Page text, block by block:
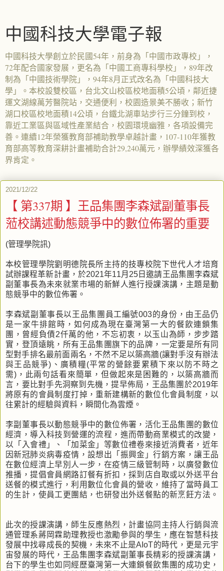
中國科技大學電子報
中國科技大學創立於民國54年，前身為「中國市政專校」，
72年配合國家發展，更名為「中國工商專科學校」，89年改
制為「中國技術學院」，94年8月正式改名為「中國科技大
學」。本校設雙校區，台北文山校區校地面積5公頃，鄰近捷
運文湖線萬芳醫院站，交通便利，校園造景美不勝收；新竹
湖口校區校地面積14公頃，台鐵北湖車站步行三分鐘到校，
靠近工業區與區域性產業結合，校園環境幽雅，各項設備完
善。連續12年榮獲教育部補助教學卓越計畫，107-110年獲教
育部高等教育深耕計畫補助合計29,240萬元，辦學績效深獲各
界肯定。
2021/12/22
【 第337期 】王品集團李森斌副董事長
蒞校講述動態競爭中的數位佈署的重要
(管理學院訊)
本校管理學院劉明德院長所主持的技專校院下世代人才培育
試辦課程革新計畫，於2021年11月25日邀請王品集團李森斌
副董事長為未來就業市場的新鮮人進行授課演講，主題是動
態競爭中的數位佈署。
李森斌副董事長以王品集團員工編號003的身份，由王品仍
是一家牛排館時，如何成為現在臺灣第一大的餐飲連鎖集
團，曾經負債2仟萬的他，不忘初衷，以玉山為師，步步踏
實，登頂遠眺，所有王品集團旗下的品牌，一定要是所有同
型對手排名最前面兩名，不然不足以築高牆(讓對手沒有辦法
與王品競爭)、廣積糧(平常的營餘要累積下來以防不時之
需)，此兩句話看來簡單，但做起來是困難的，以築高牆而
言，要比對手先洞察到先機，提早佈局，王品集團於2019年
將原有的會員制度打掉，重新建構新的數位化會員制度，以
往累計的經驗與資料，瞬間化為雲煙。
李副董事長以動態競爭中的數位佈署，活化王品集團的數位
經濟，導入科技到營運的流程，進而帶動商業模式的改變，
以「入會禮」、「加菜金」等數位禮卷來接近消費者，近年
因新冠肺炎病毒疫情，設想出「振興金」行銷方案，讓王品
在數位經濟上早別人一步，在疫情三級管制時，以廣發數位
推播，提倡會員網路訂餐有折扣，採到店自取或以外送平台
送餐的模式進行，利用數位化會員的營收，維持了當時員工
的生計，使員工更團結，也研發出外送餐點的新烹飪方法。
此次的授課演講，師生反應熱烈，計畫協同主持人行銷與流
通管理系蔣岡霖助理教授也激勵參與的學生，應在智慧科技
發展中找尋成長的契機，未來不止是AIoT的時代，更是元宇
宙發展的時代，王品集團李森斌副董事長精彩的授課演講，
台下的學生也如同經歷臺灣第一大連鎖餐飲集團的成功史，